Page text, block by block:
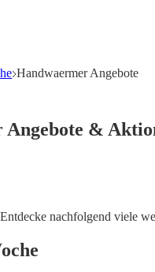
Handwaermer Angebote
&
nachfolgend viele